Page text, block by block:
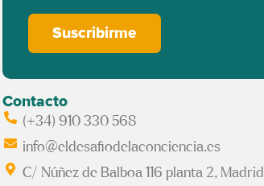
Suscribirme
Contacto
(+34) 910 330 568
info@eldesafiodelaconciencia.es
C/ Núñez de Balboa 116 planta 2, Madrid